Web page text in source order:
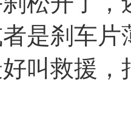
是刹车
叫救援，